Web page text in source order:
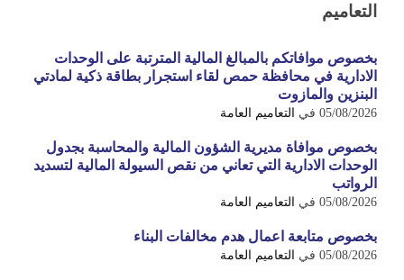
التعاميم
بخصوص موافاتكم بالمبالغ المالية المترتبة على الوحدات
الادارية في محافظة حمص لقاء استجرار بطاقة ذكية لمادتي
البنزين والمازوت
05/08/2026 في التعاميم العامة
بخصوص موافاة مديرية الشؤون المالية والمحاسبة بجدول
الوحدات الادارية التي تعاني من نقص السيولة المالية لتسديد
الرواتب
05/08/2026 في التعاميم العامة
بخصوص متابعة اعمال هدم مخالفات البناء
05/08/2026 في التعاميم العامة